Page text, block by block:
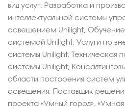
вид услуг: Разработка и
интеллектуальной системы
освещением Unilight;
системой Unilight; Услуги по
системы Unilight; Техническая
системы Unilight;
области построения систем
освещения; Поставщик
проекта «Умный город», «Умная